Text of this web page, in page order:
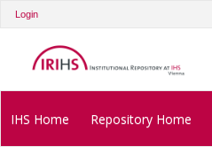
Login
IHS Home Repository Home